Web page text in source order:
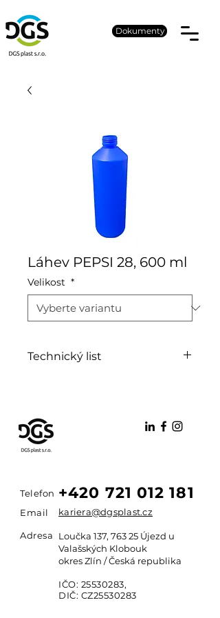
Dokumenty
Láhev PEPSI 28, 600 ml
Velikost *
Technický list
Telefon +420 721 012 181
Email kariera@dgsplast.cz
Adresa
Loučka 137, 763 25 Újezd u
Valašských Klobouk
okres Zlín / Česká republika
IČO: 25530283,
DIČ: CZ25530283